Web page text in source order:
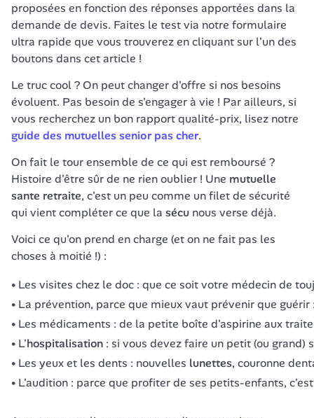
proposées en fonction des réponses apportées dans la
demande de devis. Faites le test via notre formulaire
ultra rapide que vous trouverez en cliquant sur l'un des
boutons dans cet article !
Le truc cool ? On peut changer d'offre si nos besoins
évoluent. Pas besoin de s'engager à vie ! Par ailleurs, si
guide des mutuelles senior pas cher.
On fait le tour ensemble de ce qui est remboursé ?
Histoire d'être sûr de ne rien oublier ! Une mutuelle
sante retraite, c'est un peu comme un filet de sécurité
qui vient compléter ce que la sécu nous verse déjà.
Voici ce qu'on prend en charge (et on ne fait pas les
choses à moitié !) :
Les visites chez le doc : que ce soit votre médecin de
La prévention, parce que mieux vaut prévenir que
Les médicaments : de la petite boîte d'aspirine aux
L'hospitalisation : si vous devez faire un petit (ou
Les yeux et les dents : nouvelles lunettes, couronne
L'audition : parce que profiter de ses petits-enfants,